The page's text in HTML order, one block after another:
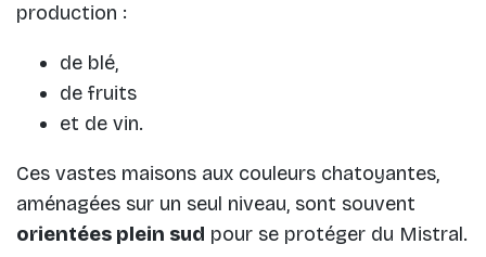
production :
de blé,
de fruits
et de vin.
Ces vastes maisons aux couleurs chatoyantes,
aménagées sur un seul niveau, sont souvent
orientées plein sud pour se protéger du Mistral.